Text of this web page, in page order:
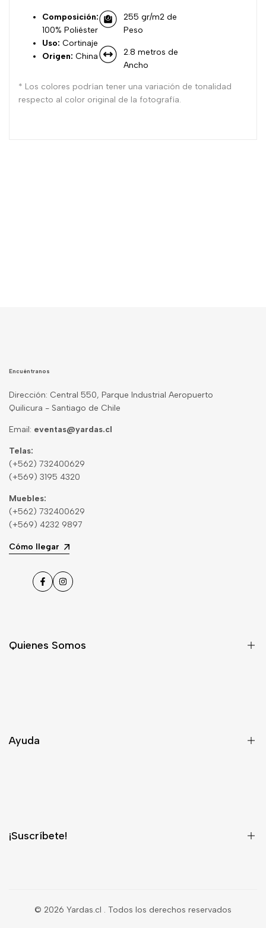
Composición:
100% Poliéster
Uso: Cortinaje
Origen: China
255 gr/m2 de
Peso
2.8 metros de
Ancho
* Los colores podrían tener una variación de tonalidad
respecto al color original de la fotografía.
Encuéntranos
Dirección: Central 550, Parque Industrial Aeropuerto
Quilicura - Santiago de Chile
Email: eventas@yardas.cl
Telas:
(+562) 732400629
(+569) 3195 4320
Muebles:
(+562) 732400629
(+569) 4232 9897
Cómo llegar
FacebookInstagram
Quienes Somos
Ayuda
¡Suscríbete!
© 2026 Yardas.cl . Todos los derechos reservados